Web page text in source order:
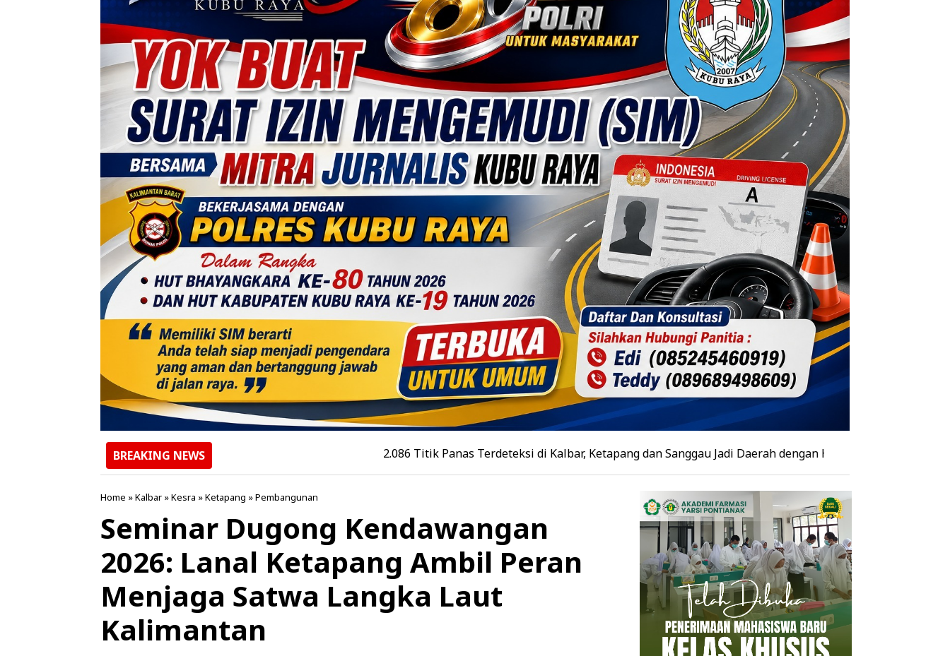
BREAKING NEWS 2.086 Titik Panas Terdeteksi di Kalbar, Ketapang dan Sanggau Jadi Daerah dengan Hotspot Terbanyak
Home »Kalbar »Kesra »Ketapang »Pembangunan
Seminar Dugong Kendawangan
2026: Lanal Ketapang Ambil Peran
Menjaga Satwa Langka Laut
Kalimantan